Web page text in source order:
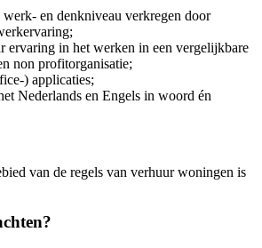
en denkniveau verkregen door
ervaring in het werken in een vergelijkbare
non profitorganisatie;
) applicaties;
Nederlands en Engels in woord én
van de regels van verhuur woningen is